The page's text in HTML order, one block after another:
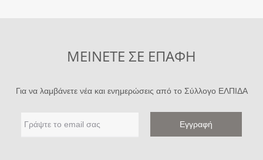
ΜΕΙΝΕΤΕ ΣΕ ΕΠΑΦΗ
Για να λαμβάνετε νέα και ενημερώσεις από το Σύλλογο ΕΛΠΙΔΑ